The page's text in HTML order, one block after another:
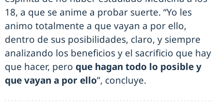
18, a que se anime a probar suerte. “Yo les
animo totalmente a que vayan a por ello,
dentro de sus posibilidades, claro, y siempre
analizando los beneficios y el sacrificio que hay
que hacer, pero que hagan todo lo posible y
que vayan a por ello”, concluye.